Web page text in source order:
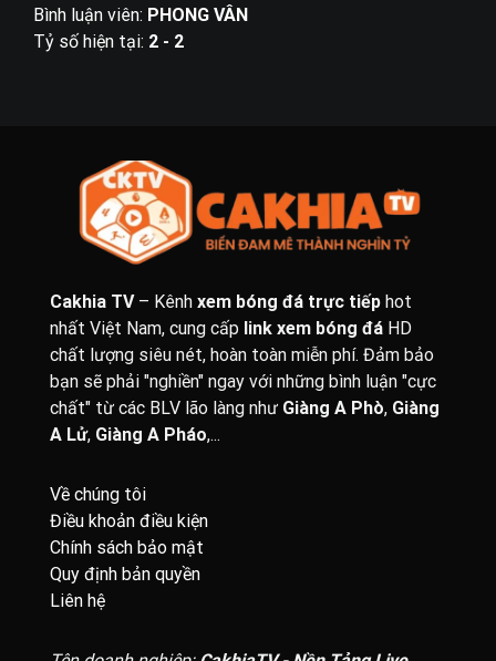
Bình luận viên: PHONG VÂN
Tỷ số hiện tại: 2 - 2
Cakhia TV– Kênh xem bóng đá trực tiếp hot
nhất Việt Nam, cung cấp link xem bóng đá HD
chất lượng siêu nét, hoàn toàn miễn phí. Đảm bảo
bạn sẽ phải "nghiền" ngay với những bình luận "cực
chất" từ các BLV lão làng như Giàng A Phò, Giàng
A Lử, Giàng A Pháo,...
Về chúng tôi
Điều khoản điều kiện
Chính sách bảo mật
Quy định bản quyền
Liên hệ